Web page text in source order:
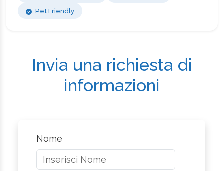
Pet Friendly
Invia una richiesta di
informazioni
Nome